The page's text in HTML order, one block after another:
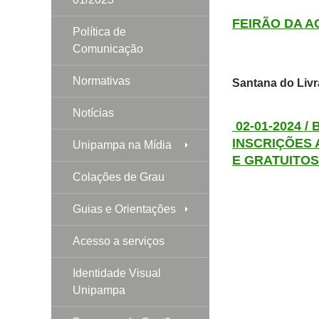
FEIRÃO DA
Santana do
02-01-2024 /
INSCRIÇÕES
E
Política de
Comunicação
Normativas
Notícias
Unipampa na Mídia
Colações de Grau
Guias e Orientações
Acesso a serviços
Identidade Visual
Unipampa